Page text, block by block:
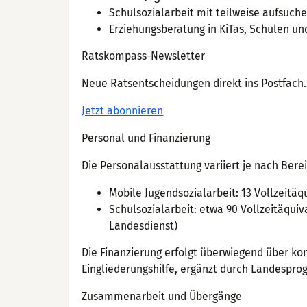
Schulsozialarbeit mit teilweise
Erziehungsberatung in KiTas, Schulen
Ratskompass-Newsletter
Neue Ratsentscheidungen direkt ins
Jetzt abonnieren
Personal und Finanzierung
Die Personalausstattung variiert je nach
Mobile Jugendsozialarbeit: 13
Schulsozialarbeit: etwa 90
Landesdienst)
Die Finanzierung erfolgt überwiegend über
Eingliederungshilfe, ergänzt durch
Zusammenarbeit und Übergänge